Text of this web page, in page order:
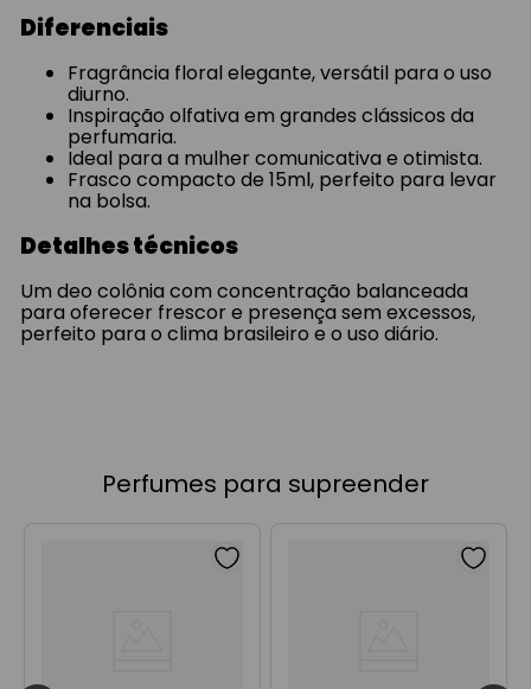
Diferenciais
Fragrância floral elegante, versátil para o uso
diurno.
Inspiração olfativa em grandes clássicos da
perfumaria.
Ideal para a mulher comunicativa e otimista.
Frasco compacto de 15ml, perfeito para levar
na bolsa.
Detalhes técnicos
Um deo colônia com concentração balanceada
para oferecer frescor e presença sem excessos,
perfeito para o clima brasileiro e o uso diário.
Perfumes para supreender